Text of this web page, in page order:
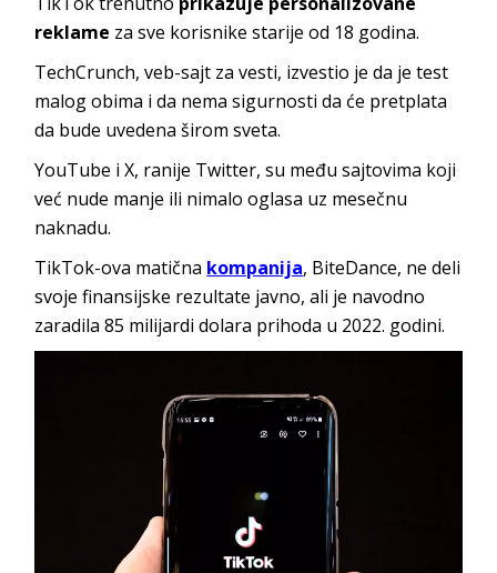
reklame za sve korisnike starije od 18 godina.
TechCrunch, veb-sajt za vesti, izvestio je da je test
malog obima i da nema sigurnosti da će pretplata
da bude uvedena širom sveta.
YouTube i X, ranije Twitter, su među sajtovima koji
već nude manje ili nimalo oglasa uz mesečnu
naknadu.
TikTok-ova matična kompanija, BiteDance, ne deli
svoje finansijske rezultate javno, ali je navodno
zaradila 85 milijardi dolara prihoda u 2022. godini.